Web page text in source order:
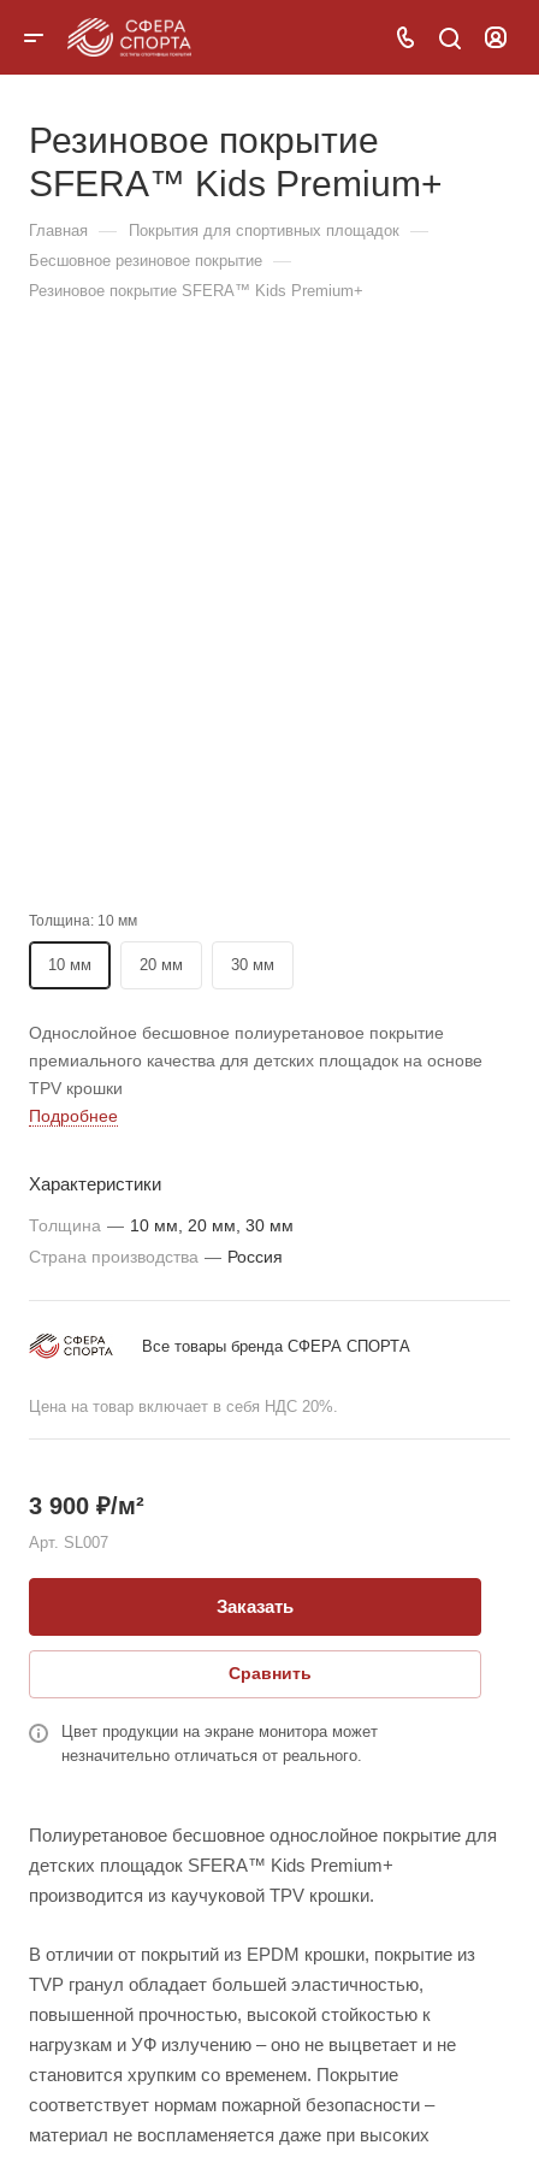
Резиновое покрытие
SFERA™ Kids Premium+
Главная — Покрытия для спортивных площадок —
Бесшовное резиновое покрытие —
Резиновое покрытие SFERA™ Kids Premium+
Толщина: 10 мм
10 мм 20 мм 30 мм
Однослойное бесшовное полиуретановое покрытие
премиального качества для детских площадок на основе
TPV крошки
Подробнее
Характеристики
Толщина — 10 мм, 20 мм, 30 мм
Страна производства — Россия
Все товары бренда СФЕРА СПОРТА
Цена на товар включает в себя НДС 20%.
3 900 ₽/м²
Арт. SL007
Заказать
Сравнить
Цвет продукции на экране монитора может
незначительно отличаться от реального.
Полиуретановое бесшовное однослойное покрытие для
детских площадок SFERA™ Kids Premium+
производится из каучуковой TPV крошки.
В отличии от покрытий из EPDM крошки, покрытие из
TVP гранул обладает большей эластичностью,
повышенной прочностью, высокой стойкостью к
нагрузкам и УФ излучению – оно не выцветает и не
становится хрупким со временем. Покрытие
соответствует нормам пожарной безопасности –
материал не воспламеняется даже при высоких